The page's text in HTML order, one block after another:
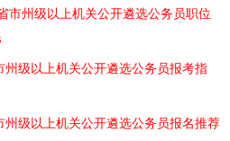
州级以上机关公开遴选公务员职位
级以上机关公开遴选公务员报考指
级以上机关公开遴选公务员报名推荐